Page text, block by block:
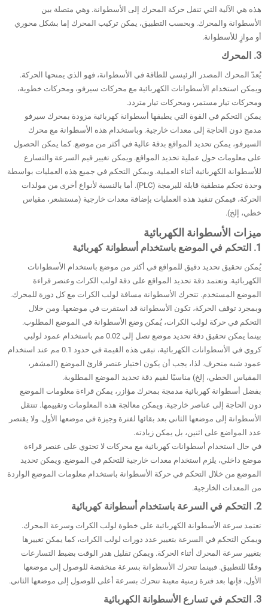
هذه هي الآلية التي تنقل حركة المحرك إلى الأسطوانة. وهي متصلة بين
الأسطوانة والمحرك. وبحسب التطبيق، يمكن تركيب المحرك إما بشكل محوري
أو موازٍ للأسطوانة.
3. المحرك
يُعدّ المحرك المصدر الرئيسي للطاقة في الأسطوانة، فهو الذي يمنحها الحركة.
ويمكن استخدام الأسطوانات الكهربائية مع محركات سيرفو، ومحركات خطوية،
ومحركات تيار مستمر، ومحركات تيار متردد.
يمكن التحكم في القوة التي يطبقها أسطوانة كهربائية مزودة بمحرك سيرفو
مدمج دون الحاجة إلى معدات خارجية. وباستخدام هذه الأسطوانة مع محرك
السيرفو، يمكن تحديد المواقع بدقة عالية في أكثر من موضع. كما يمكن الحصول
على معلومات حول عملية تحديد المواقع. ويمكن تغيير قيم السرعة والتسارع
للأسطوانة الكهربائية أثناء العملية. ويمكن التحكم في جميع هذه العمليات بواسطة
وحدة تحكم منطقية قابلة للبرمجة (PLC). أما بالنسبة لأنواع أخرى من مولدات
الحركة، فيمكن تنفيذ هذه العمليات بإضافة معدات خارجية (مستشعر، مقياس
خطي، إلخ).
ميزات الأسطوانة الكهربائية
1. التحكم في الموضع باستخدام أسطوانة كهربائية
يُمكن تحقيق تحديد دقيق للمواقع في أكثر من موضع باستخدام الأسطوانات
الكهربائية. وتعتمد دقة تحديد المواقع على دقة لولب الكرات وعنصر قراءة
الموضع المستخدم. تتحرك الأسطوانة مسافة لولب الكرات مع كل دورة للمحرك.
وبمجرد توقف الحركة، تكون الأسطوانة قد استقرت في موضعها. ومن خلال
التحكم في حركة لولب الكرات، يُمكن وضع الأسطوانة في الموضع المطلوب.
بينما يمكن تحقيق دقة تحديد موضع تصل إلى 0.02 مم باستخدام عمود لولبي
كروي في الأسطوانات الكهربائية، تبقى هذه القيمة في حدود 0.1 مم عند استخدام
عمود شبه منحرف. لذا، يجب أن يكون اختيار عنصر قارئ الموضع (المشفر،
المقياس الخطي، إلخ) مناسبًا لقيم دقة تحديد الموضع المطلوبة.
بفضل أسطوانة كهربائية مدمجة بمحرك مؤازر، يمكن قراءة معلومات الموضع
دون الحاجة إلى عناصر خارجية. ويمكن معالجة هذه المعلومات وتقييمها. تنتقل
الأسطوانة إلى موضعها الثاني بعد بقائها لفترة وجيزة في موضعها الأول. ولا يقتصر
عدد المواضع على اثنين، بل يمكن زيادته.
في حال استخدام أسطوانات كهربائية مع محركات لا تحتوي على عنصر قراءة
موضع داخلي، يلزم استخدام معدات خارجية للتحكم في الموضع. ويمكن تحديد
الموضع من خلال التحكم في حركة الأسطوانة باستخدام معلومات الموضع الواردة
من المعدات الخارجية.
2. التحكم في السرعة باستخدام أسطوانة كهربائية
تعتمد سرعة الأسطوانة الكهربائية على خطوة لولب الكرات وسرعة المحرك.
ويمكن التحكم في السرعة بتغيير عدد دورات لولب الكرات، كما يمكن تغييرها
بتغيير سرعة المحرك أثناء الحركة. ويمكن تقليل هدر الوقت بضبط التسارعات
وفقًا للتطبيق. فبينما تتحرك الأسطوانة بسرعة منخفضة للوصول إلى موضعها
الأول، فإنها بعد فترة زمنية معينة تتحرك بسرعة أعلى للوصول إلى موضعها الثاني.
3. التحكم في تسارع الأسطوانة الكهربائية